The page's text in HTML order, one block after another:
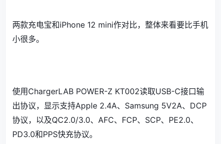
两款充电宝和iPhone 12 mini作对比，整体来看要比手机
小很多。
使用ChargerLAB POWER-Z KT002读取USB-C接口输
出协议，显示支持Apple 2.4A、Samsung 5V2A、DCP
协议，以及QC2.0/3.0、AFC、FCP、SCP、PE2.0、
PD3.0和PPS快充协议。